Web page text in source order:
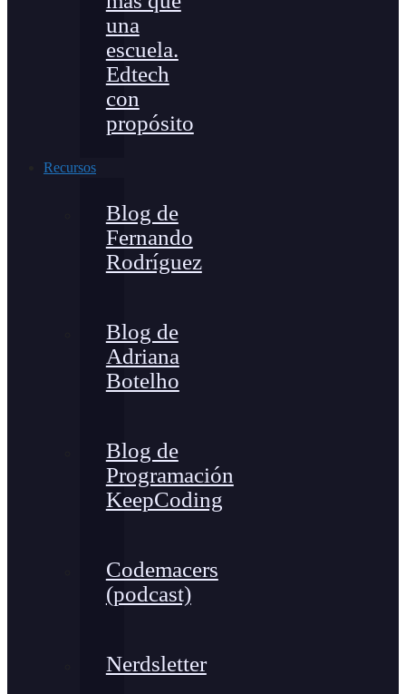
una
escuela.
Edtech
con
propósito
Recursos
Blog de
Fernando
Rodríguez
Blog de
Adriana
Botelho
Blog de
Programación
KeepCoding
Codemacers
(podcast)
Nerdsletter